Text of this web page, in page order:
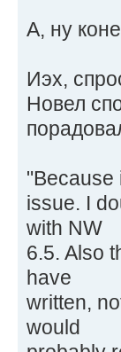
А, ну
Иэх,
Новел
"Because
issue. I
with NW
6.5. Also
have
written,
would